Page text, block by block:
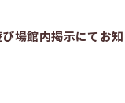
場館内掲示にてお